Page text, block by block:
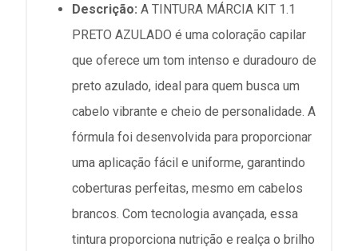
Descrição: A TINTURA MÁRCIA KIT 1.1
PRETO AZULADO é uma coloração capilar
que oferece um tom intenso e duradouro de
preto azulado, ideal para quem busca um
cabelo vibrante e cheio de personalidade. A
fórmula foi desenvolvida para proporcionar
uma aplicação fácil e uniforme, garantindo
coberturas perfeitas, mesmo em cabelos
brancos. Com tecnologia avançada, essa
tintura proporciona nutrição e realça o brilho